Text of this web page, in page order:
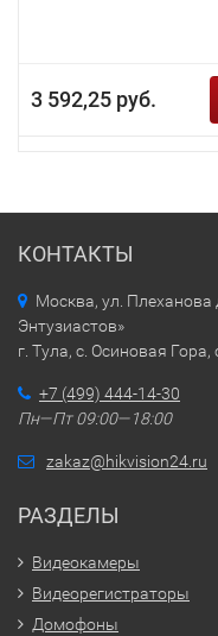
3 592,25 руб.
КОНТАКТЫ
Москва, ул.
Энтузиастов»
г. Тула, с. Осиновая
+7 (499) 444-14-30
Пн—Пт 09:00—18:00
zakaz@hikvision24.ru
РАЗДЕЛЫ
Видеокамеры
Видеорегистраторы
Домофоны